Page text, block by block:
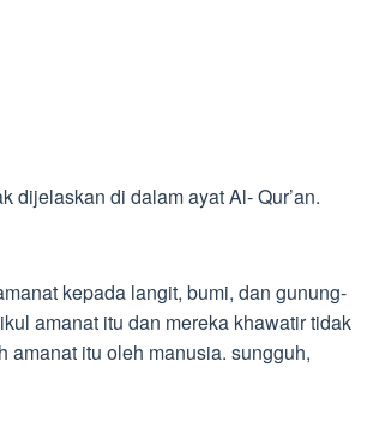
dijelaskan di dalam ayat Al- Qur’an.
kepada langit, bumi, dan gunung-
amanat itu dan mereka khawatir tidak
itu oleh manusia. sungguh,